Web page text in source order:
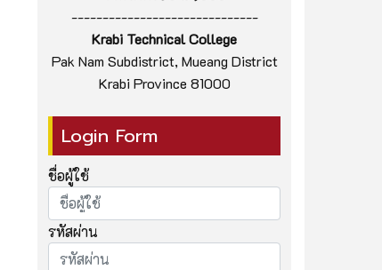
------------------------------
Krabi Technical College
Pak Nam Subdistrict, Mueang District
Krabi Province 81000
Login Form
ชื่อผู้ใช้
รหัสผ่าน